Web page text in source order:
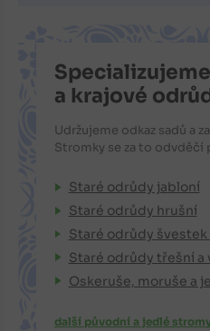
a krajové
Udržujeme odkaz sadů a
Stromky se za to odvděčí
Staré odrůdy jabloní
Staré odrůdy hrušní
Staré odrůdy švestek
Staré odrůdy třešní a
Oskeruše, moruše a
další původní a jedlé